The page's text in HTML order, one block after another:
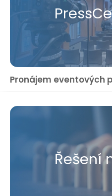
Pronájem eventových
Řešení